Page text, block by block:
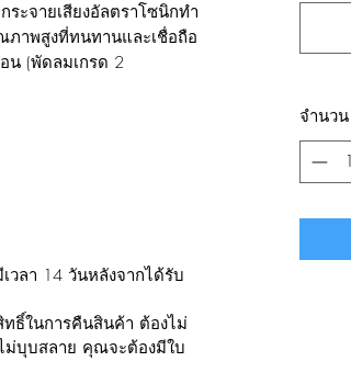
ะจายเสียงอัลตราโซนิกทำ
ภาพสูงที่ทนทานและเชื่อถือ
น (พัดลมเกรด 2
วลา 14 วันหลังจากได้รับ
ธิ์ในการคืนสินค้า ต้องไม่
บุบสลาย คุณจะต้องมีใบ
จำนวน